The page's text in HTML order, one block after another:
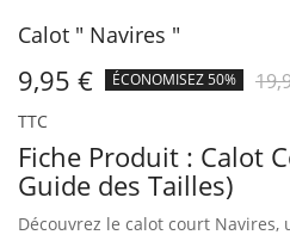
Calot " Navires "
9,95 € ÉCONOMISEZ 50%
TTC
Fiche Produit : Calot
Guide des Tailles)
Découvrez le calot court